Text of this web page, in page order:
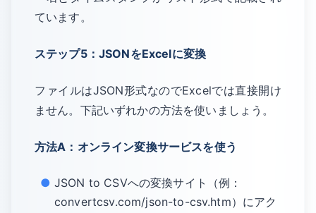
ています。
ステップ5：JSONをExcelに変換
ファイルはJSON形式なのでExcelでは直接開け
ません。下記いずれかの方法を使いましょう。
方法A：オンライン変換サービスを使う
JSON to CSVへの変換サイト（例：
convertcsv.com/json-to-csv.htm）にアク